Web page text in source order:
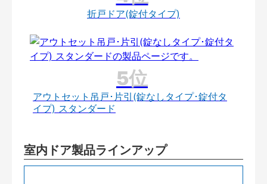
折戸ドア(錠付タイプ)
アウトセット吊戸･片引(錠なしタイプ･錠付タ
イプ) スタンダード
室内ドア製品ラインアップ